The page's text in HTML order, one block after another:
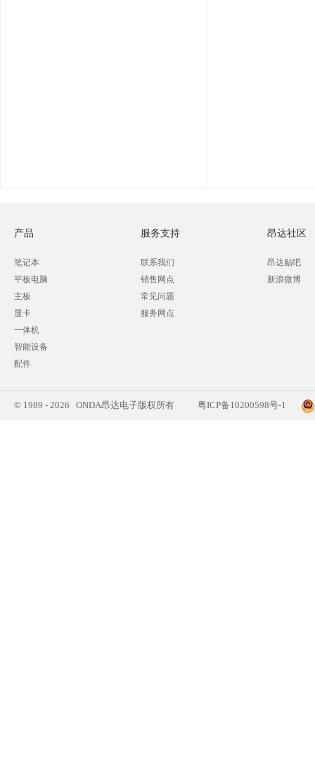
产品
笔记本
平板电脑
主板
显卡
一体机
智能设备
配件
服务支持
联系我们
销售网点
常见问题
服务网点
昂达社区
昂达贴吧
新浪微博
© 1989 - 2026 ONDA昂达电子版权所有 粤ICP备10200598号-1